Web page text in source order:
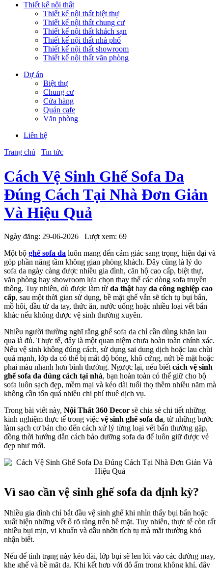
Thiết kế nội thất
Thiết kế nội thất biệt thự
Thiết kế nội thất chung cư
Thiết kế nội thất khách sạn
Thiết kế nội thất nhà phố
Thiết kế nội thất showroom
Thiết kế nội thất văn phòng
Dự án
Biệt thự
Chung cư
Cửa hàng
Quán cafe
Văn phòng
Liên hệ
Trang chủ
Tin tức
Cách Vệ Sinh Ghế Sofa Da
Đúng Cách Tại Nhà Đơn Giản
Và Hiệu Quả
Ngày đăng: 29-06-2026 Lượt xem: 69
Một bộ ghế sofa da luôn mang đến cảm giác sang trọng, hiện đại và
góp phần nâng tầm không gian phòng khách. Đây cũng là lý do
sofa da ngày càng được nhiều gia đình, căn hộ cao cấp, biệt thự,
văn phòng hay showroom lựa chọn thay thế các dòng sofa truyền
thống. Tuy nhiên, dù được làm từ da thật hay da công nghiệp cao
cấp, sau một thời gian sử dụng, bề mặt ghế vẫn sẽ tích tụ bụi bẩn,
mồ hôi, dầu từ da tay, thức ăn, nước uống hoặc nhiều loại vết bẩn
khác nếu không được vệ sinh thường xuyên.
Nhiều người thường nghĩ rằng ghế sofa da chỉ cần dùng khăn lau
qua là đủ. Thực tế, đây là một quan niệm chưa hoàn toàn chính xác.
Nếu vệ sinh không đúng cách, sử dụng sai dung dịch hoặc lau chùi
quá mạnh, lớp da có thể bị mất độ bóng, khô cứng, nứt bề mặt hoặc
phai màu nhanh hơn bình thường. Ngược lại, nếu biết cách vệ sinh
ghế sofa da đúng cách tại nhà, bạn hoàn toàn có thể giữ cho bộ
sofa luôn sạch đẹp, mềm mại và kéo dài tuổi thọ thêm nhiều năm mà
không cần tốn quá nhiều chi phí thuê dịch vụ.
Trong bài viết này, Nội Thất 360 Decor sẽ chia sẻ chi tiết những
kinh nghiệm thực tế trong việc vệ sinh ghế sofa da, từ những bước
làm sạch cơ bản cho đến cách xử lý từng loại vết bẩn thường gặp,
đồng thời hướng dẫn cách bảo dưỡng sofa da để luôn giữ được vẻ
đẹp như mới.
Vì sao cần vệ sinh ghế sofa da định kỳ?
Nhiều gia đình chỉ bắt đầu vệ sinh ghế khi nhìn thấy bụi bẩn hoặc
xuất hiện những vết ố rõ ràng trên bề mặt. Tuy nhiên, thực tế còn rất
nhiều bụi mịn, vi khuẩn và dầu nhờn tích tụ mà mắt thường khó
nhận biết.
Nếu để tình trạng này kéo dài, lớp bụi sẽ len lỏi vào các đường may,
khe ghế và bề mặt da. Khi kết hợp với độ ẩm trong không khí, đây